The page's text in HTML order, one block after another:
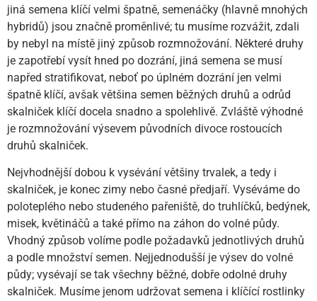
jiná semena klíčí velmi špatně, semenáčky (hlavně mnohých
hybridů) jsou značně proměnlivé; tu musíme rozvážit, zdali
by nebyl na místě jiný způsob rozmnožování. Některé druhy
je zapotřebí vysít hned po dozrání, jiná semena se musí
napřed stratifikovat, neboť po úplném dozrání jen velmi
špatně klíčí, avšak většina semen běžných druhů a odrůd
skalniček klíčí docela snadno a spolehlivě. Zvláště výhodné
je rozmnožování výsevem původních divoce rostoucích
druhů skalniček.
Nejvhodnější dobou k vysévání většiny trvalek, a tedy i
skalniček, je konec zimy nebo časné předjaří. Vyséváme do
poloteplého nebo studeného pařeniště, do truhlíčků, bedýnek,
misek, květináčů a také přímo na záhon do volné půdy.
Vhodný způsob volíme podle požadavků jednotlivých druhů
a podle množství semen. Nejjednodušší je výsev do volné
půdy; vysévají se tak všechny běžné, dobře odolné druhy
skalniček. Musíme jenom udržovat semena i klíčící rostlinky